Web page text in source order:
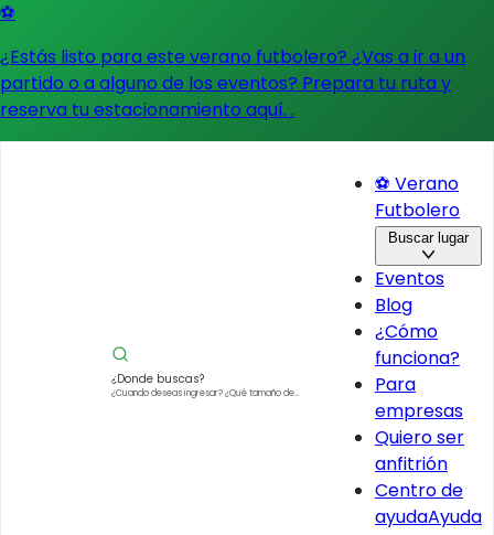
⚽
¿Estás listo para este verano futbolero? ¿Vas a ir a un
partido o a alguno de los eventos? Prepara tu ruta y
reserva tu estacionamiento aquí. .
¿Donde buscas?
¿Cuando deseas ingresar?¿Qué tamaño de
⚽ Verano
Futbolero
Buscar lugar
Eventos
Blog
¿Cómo
funciona?
Para
empresas
Quiero ser
anfitrión
Centro de
ayudaAyuda